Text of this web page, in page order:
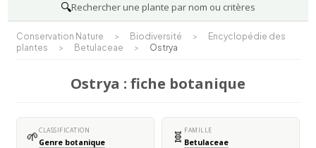
🔍Rechercher une plante par nom ou critères
Conservation Nature > Biodiversité >
Encyclopédie des
plantes
> Betulaceae > Ostrya
Ostrya : fiche botanique
🌱CLASSIFICATION
Genre botanique 🧬 FAMILLE
Betulaceae